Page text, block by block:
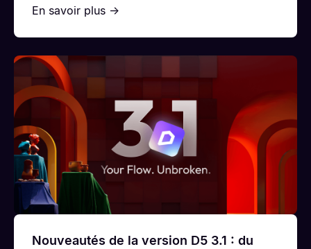
En savoir plus →
Nouveautés de la version D5 3.1 : du